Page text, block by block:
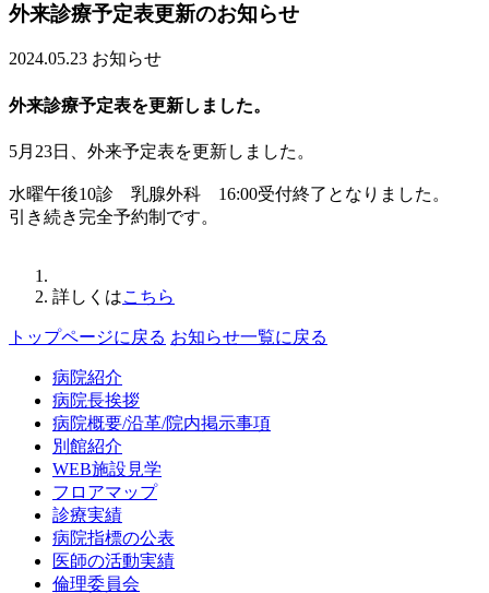
外来診療予定表更新のお知らせ
2024.05.23 お知らせ
外来診療予定表を更新しました。
5月23日、外来予定表を更新しました。
水曜午後10診 乳腺外科 16:00受付終了となりました。
引き続き完全予約制です。
詳しくはこちら
トップページに戻る お知らせ一覧に戻る
病院紹介
病院長挨拶
病院概要/沿革/院内掲示事項
別館紹介
WEB施設見学
フロアマップ
診療実績
病院指標の公表
医師の活動実績
倫理委員会